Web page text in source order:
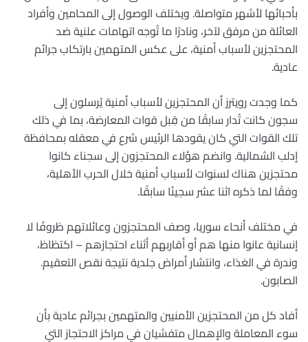
بأحبائها لأشهر متواصلة. ويختلف الوصول إلى المحامين وأفراد
العائلة من مرفق لآخر، ونادرًا ما تُوجه اتهامات علنية ضد
المحتجزين لأسباب أمنية، على عكس المتهمين بارتكاب جرائم
عادية.
كما وجدت رويترز أن المحتجزين لأسباب أمنية يُرسلون إلى
سجون كانت تُدار سابقًا من قِبل قوات المعارضة، بما في ذلك
تلك القوات التي كان يقودها الرئيس شرع في معقله بمحافظة
إدلب الشمالية. وانضم هؤلاء المحتجزون إلى سجناء كانوا
محتجزين هناك لسنوات لأسباب أمنية خلال الحرب الأهلية،
وفقًا لما ذكره اثنا عشر سجينًا سابقًا.
في مختلف أنحاء سوريا، وصف المحتجزون وعائلاتهم ظروفًا لا
إنسانية عانوا منها هم أو أقاربهم أثناء احتجازهم – اكتظاظ،
وندرة في الغذاء، وانتشار أمراض جلدية نتيجة نقص التعقيم.
الصابون.
أفاد كل من المحتجزين الأمنيين والمتهمين بجرائم عادية بأن
سوء المعاملة والإهمال متفشيان في مراكز الاحتجاز التي